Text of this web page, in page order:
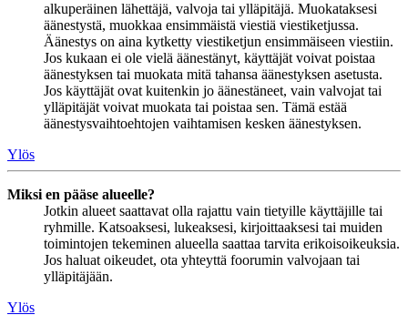
alkuperäinen lähettäjä, valvoja tai ylläpitäjä. Muokataksesi
äänestystä, muokkaa ensimmäistä viestiä viestiketjussa.
Äänestys on aina kytketty viestiketjun ensimmäiseen viestiin.
Jos kukaan ei ole vielä äänestänyt, käyttäjät voivat poistaa
äänestyksen tai muokata mitä tahansa äänestyksen asetusta.
Jos käyttäjät ovat kuitenkin jo äänestäneet, vain valvojat tai
ylläpitäjät voivat muokata tai poistaa sen. Tämä estää
äänestysvaihtoehtojen vaihtamisen kesken äänestyksen.
Ylös
Miksi en pääse alueelle?
Jotkin alueet saattavat olla rajattu vain tietyille käyttäjille tai
ryhmille. Katsoaksesi, lukeaksesi, kirjoittaaksesi tai muiden
toimintojen tekeminen alueella saattaa tarvita erikoisoikeuksia.
Jos haluat oikeudet, ota yhteyttä foorumin valvojaan tai
ylläpitäjään.
Ylös